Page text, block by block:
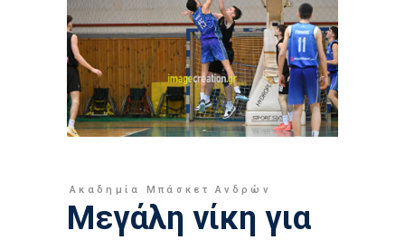
Ακαδημία Μπάσκετ Ανδρών
Μεγάλη νίκη για